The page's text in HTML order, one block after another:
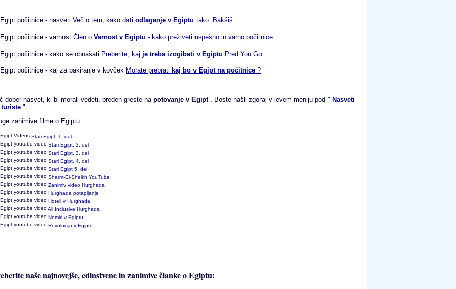
Več o tem, kako dati odlaganje v Egiptu tako. Bakšiš.
Člen o Varnost v Egiptu - kako preživeti uspešno in varno počitnice.
Preberite, kaj je treba izogibati v Egiptu Pred You Go.
Morate prebrati kaj bo v Egipt na počitnice ?
dober nasvet, ki bi morali vedeti, preden greste na potovanje v Egipt , Boste našli zgoraj v levem meniju pod " Nasveti
turiste "
zanimive filme o Egiptu:
Stari Egipt, 1. del
Stari Egipt, 2. del
Stari Egipt, 3. del
Stari Egipt, 4. del
Stari Egipt 5. del
Sharm-El-Sheikh YouTube
Zanimiv video Hurghada
Hurghada potapljanje
Hoteli v Hurghada
All Inclusive Hurghada
Nemiri v Egiptu
Revolucija v Egiptu
naše najnovejše, edinstvene in zanimive članke o Egiptu: